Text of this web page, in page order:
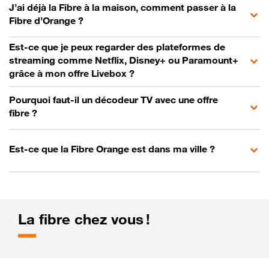
J’ai déjà la Fibre à la maison, comment passer à la
Fibre d’Orange ?
Est-ce que je peux regarder des plateformes de
streaming comme Netflix, Disney+ ou Paramount+
grâce à mon offre Livebox ?
Pourquoi faut-il un décodeur TV avec une offre
fibre ?
Est-ce que la Fibre Orange est dans ma ville ?
La fibre chez vous !